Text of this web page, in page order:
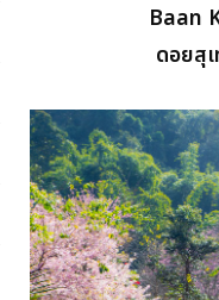
Baan
ดอยสุ